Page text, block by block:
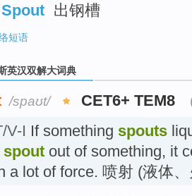
出钢槽
短语
英汉双解大词典
/spaʊt/ CET6+ TEM8
V-I If something spouts
spout out of something, it
a lot of force. 喷射 (液体